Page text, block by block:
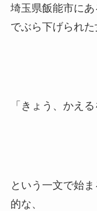
埼玉県飯能市に
でぶら下げられた
「きょう、かえ
という一文で始
的な、